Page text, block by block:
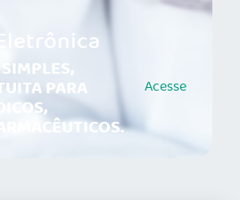
PARA Acesse